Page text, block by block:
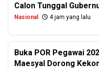
Calon Tunggal
Nasional 4 jam yang lalu
Buka POR Pegawai
Maesyal Dorong